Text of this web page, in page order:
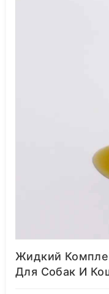
Жидкий
Для Собак И